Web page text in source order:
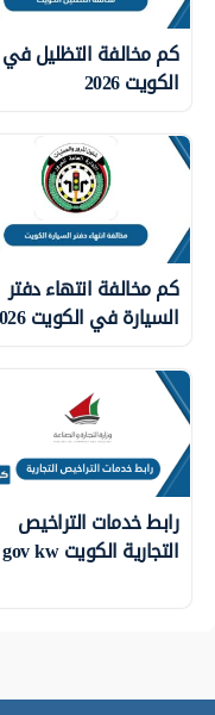
كم مخالفة التظليل في
الكويت 2026
كم مخالفة انتهاء دفتر
السيارة في الكويت 2026
رابط خدمات التراخيص
التجارية الكويت csc gov kw